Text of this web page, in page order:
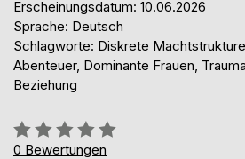
Erscheinungsdatum: 10.06.2026
Sprache: Deutsch
Schlagworte: Diskrete
Abenteuer, Dominante Frauen,
Beziehung
Bewertung::
0%
0 Bewertungen